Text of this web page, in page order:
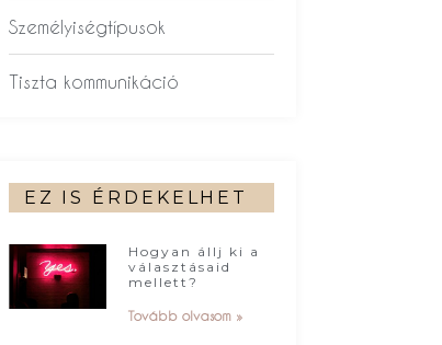
Személyiségtípusok
Tiszta kommunikáció
EZ IS ÉRDEKELHET
Hogyan állj ki a
választásaid
mellett?
Tovább olvasom »